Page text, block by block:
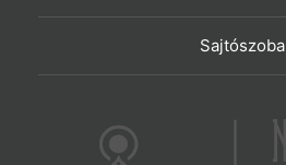
Sajtószoba